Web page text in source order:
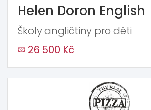
Helen Doron English
Školy angličtiny pro děti
26 500 Kč